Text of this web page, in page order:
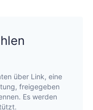
über Link, eine
freigegeben
Es werden